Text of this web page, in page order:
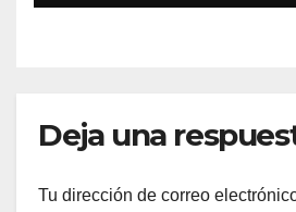
Deja una
Tu dirección de correo